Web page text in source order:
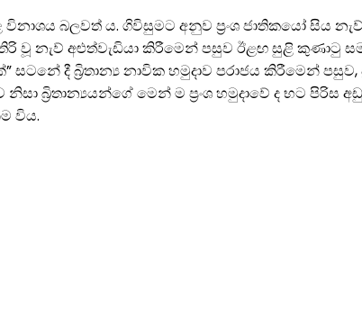
බලවත් ය. ගිවිසුමට අනුව ප්‍රංශ ජාතිකයෝ සිය
අළුත්වැඩියා කිරීමෙන් පසුව ඊළඟ සුළි කුණාටු සමයේ
දී බ්‍රිතාන්‍ය නාවික හමුදාව පරාජය කිරීමෙන් පසුව,
බ්‍රිතාන්‍යයන්ගේ මෙන් ම ප්‍රංශ හමුදාවේ ද භට පිරිස
විය.